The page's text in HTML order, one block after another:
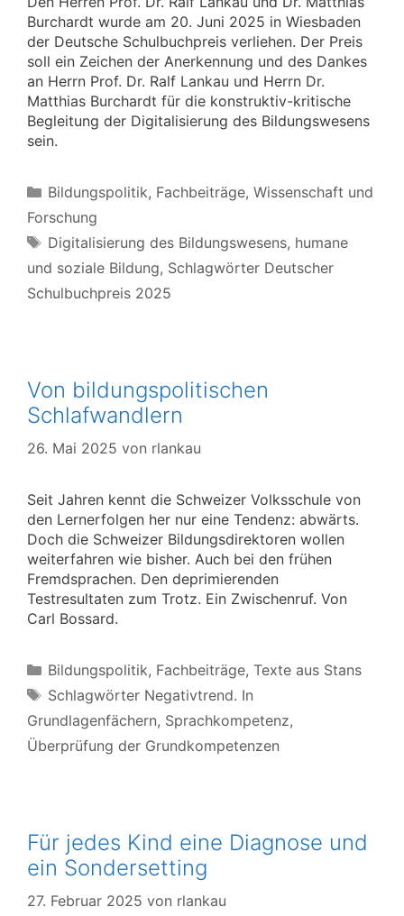
Burchardt wurde am 20. Juni 2025 in Wiesbaden
der Deutsche Schulbuchpreis verliehen. Der Preis
soll ein Zeichen der Anerkennung und des Dankes
an Herrn Prof. Dr. Ralf Lankau und Herrn Dr.
Matthias Burchardt für die konstruktiv-kritische
Begleitung der Digitalisierung des Bildungswesens
sein.
Kategorien
Bildungspolitik, Fachbeiträge, Wissenschaft und
Forschung
Schlagwörter
Digitalisierung des Bildungswesens, humane
und soziale Bildung, Schlagwörter Deutscher
Schulbuchpreis 2025
Von bildungspolitischen
Schlafwandlern
26. Mai 2025 von rlankau
Seit Jahren kennt die Schweizer Volksschule von
den Lernerfolgen her nur eine Tendenz: abwärts.
Doch die Schweizer Bildungsdirektoren wollen
weiterfahren wie bisher. Auch bei den frühen
Fremdsprachen. Den deprimierenden
Testresultaten zum Trotz. Ein Zwischenruf. Von
Carl Bossard.
Kategorien
Bildungspolitik, Fachbeiträge, Texte aus Stans
Schlagwörter
Schlagwörter Negativtrend. In
Grundlagenfächern, Sprachkompetenz,
Überprüfung der Grundkompetenzen
Für jedes Kind eine Diagnose und
ein Sondersetting
27. Februar 2025 von rlankau